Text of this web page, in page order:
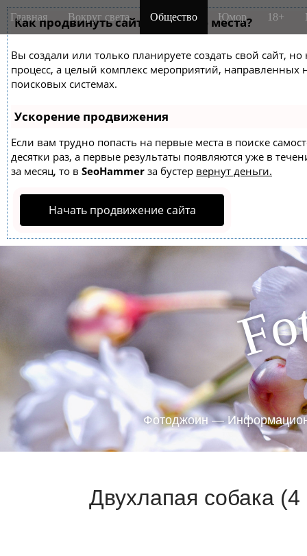
Как продвинуть сайт на первые места?
Вы создали или только планируете создать свой сайт,
процесс, а целый комплекс мероприятий,
поисковых системах.
Ускорение продвижения
Если вам трудно попасть на первые места в поиске
десятки раз, а первые результаты появляются уже в
за месяц, то в SeoHammer за бустер вернут деньги.
Начать продвижение сайта
M
a
n
m
e
n
u
i
Главная Вокруг света Общество Юмор 18+
Fo
Фотоджоин —
Двухлапая собака